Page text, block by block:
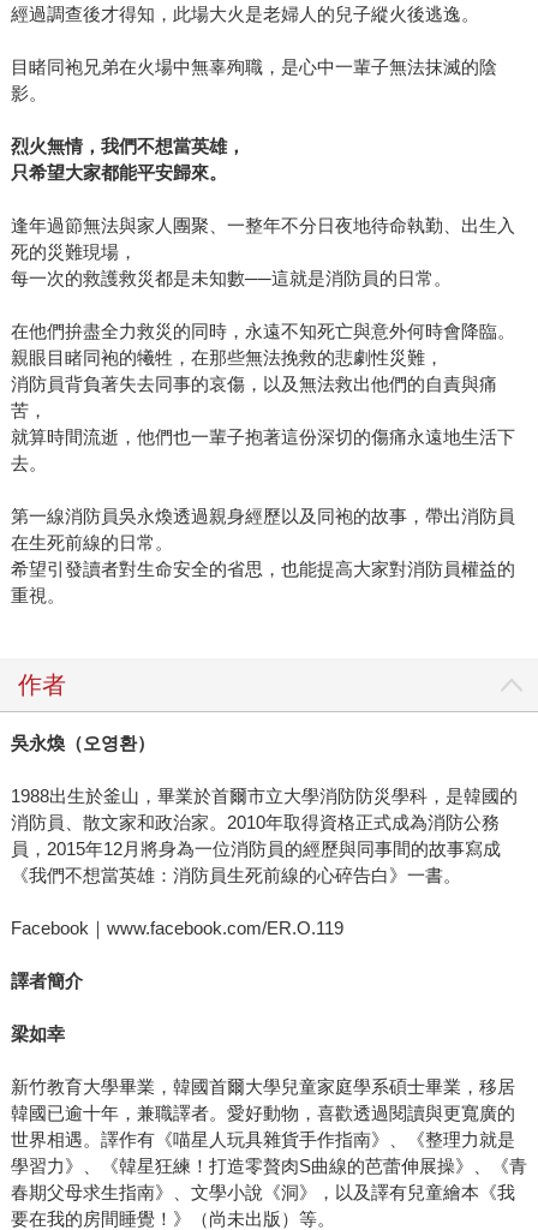
經過調查後才得知，此場大火是老婦人的兒子縱火後逃逸。
目睹同袍兄弟在火場中無辜殉職，是心中一輩子無法抹滅的陰
影。
烈火無情，我們不想當英雄，
只希望大家都能平安歸來。
逢年過節無法與家人團聚、一整年不分日夜地待命執勤、出生入
死的災難現場，
每一次的救護救災都是未知數──這就是消防員的日常。
在他們拚盡全力救災的同時，永遠不知死亡與意外何時會降臨。
親眼目睹同袍的犧牲，在那些無法挽救的悲劇性災難，
消防員背負著失去同事的哀傷，以及無法救出他們的自責與痛
苦，
就算時間流逝，他們也一輩子抱著這份深切的傷痛永遠地生活下
去。
第一線消防員吳永煥透過親身經歷以及同袍的故事，帶出消防員
在生死前線的日常。
希望引發讀者對生命安全的省思，也能提高大家對消防員權益的
重視。
作者
吳永煥（오영환）
1988出生於釜山，畢業於首爾市立大學消防防災學科，是韓國的
消防員、散文家和政治家。2010年取得資格正式成為消防公務
員，2015年12月將身為一位消防員的經歷與同事間的故事寫成
《我們不想當英雄：消防員生死前線的心碎告白》一書。
Facebook｜www.facebook.com/ER.O.119
譯者簡介
梁如幸
新竹教育大學畢業，韓國首爾大學兒童家庭學系碩士畢業，移居
韓國已逾十年，兼職譯者。愛好動物，喜歡透過閱讀與更寬廣的
世界相遇。譯作有《喵星人玩具雜貨手作指南》、《整理力就是
學習力》、《韓星狂練！打造零贅肉S曲線的芭蕾伸展操》、《青
春期父母求生指南》、文學小說《洞》，以及譯有兒童繪本《我
要在我的房間睡覺！》（尚未出版）等。